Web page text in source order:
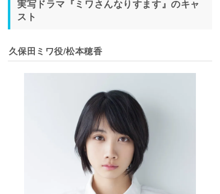
実写ドラマ『ミワさんなりすます』のキャ
スト
久保田ミワ役/松本穂香